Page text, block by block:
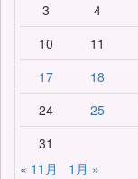
3
4
10
11
17
18
24
25
31
« 11月
1月 »